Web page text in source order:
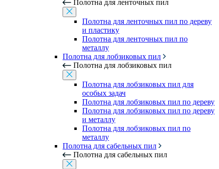
Полотна для ленточных пил
Полотна для ленточных пил по дереву
и пластику
Полотна для ленточных пил по
металлу
Полотна для лобзиковых пил
Полотна для лобзиковых пил
Полотна для лобзиковых пил для
особых задач
Полотна для лобзиковых пил по дереву
Полотна для лобзиковых пил по дереву
и металлу
Полотна для лобзиковых пил по
металлу
Полотна для сабельных пил
Полотна для сабельных пил